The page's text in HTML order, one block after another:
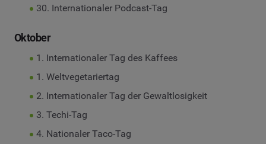
30. Internationaler Podcast-Tag
Oktober
1. Internationaler Tag des Kaffees
1. Weltvegetariertag
2. Internationaler Tag der Gewaltlosigkeit
3. Techi-Tag
4. Nationaler Taco-Tag